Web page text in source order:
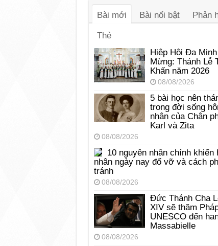
Bài mới Bài nổi bật Phản
Thẻ
Hiệp Hội Đa
Mừng: Thánh Lễ
Khấn năm 2026
08/08/2026
5 bài học nên
trong đời sống
nhân của Chân
Karl và Zita
08/08/2026
10 nguyên nhân chính khiến
nhân ngày nay đổ vỡ và cách
tránh
08/08/2026
Đức Thánh Cha
XIV sẽ thăm
UNESCO đến
Massabielle
08/08/2026